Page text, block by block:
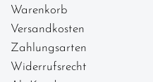
Warenkorb
Versandkosten
Zahlungsarten
Widerrufsrecht